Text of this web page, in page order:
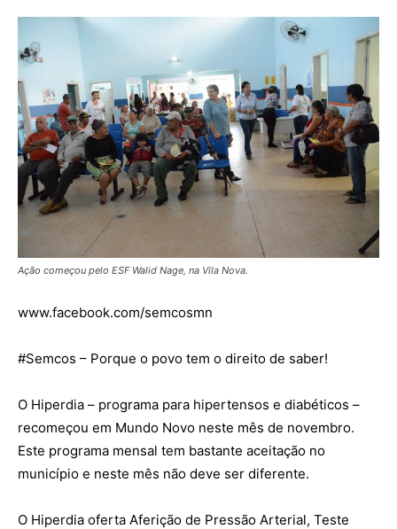
Ação começou pelo ESF Walid Nage, na Vila Nova.
www.facebook.com/semcosmn
#Semcos – Porque o povo tem o direito de saber!
O Hiperdia – programa para hipertensos e diabéticos –
recomeçou em Mundo Novo neste mês de novembro.
Este programa mensal tem bastante aceitação no
município e neste mês não deve ser diferente.
O Hiperdia oferta Aferição de Pressão Arterial, Teste